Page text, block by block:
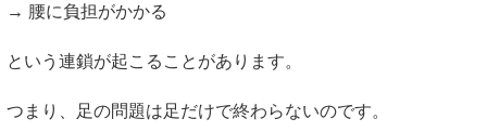
→ 腰に負担がかかる
という連鎖が起こることがあります。
つまり、足の問題は足だけで終わらないのです。